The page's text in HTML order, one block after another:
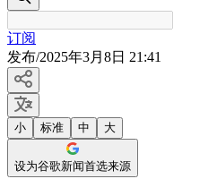
订阅
发布/2025年3月8日 21:41
小 标准 中 大
设为谷歌新闻首选来源